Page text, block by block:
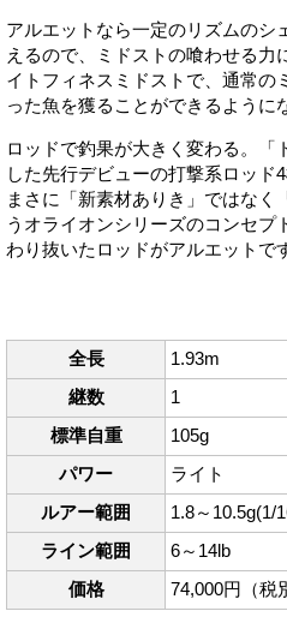
アルエットなら一定のリズムのシ
えるので、ミドストの喰わせる力
イトフィネスミドストで、通常の
った魚を獲ることができるように
ロッドで釣果が大きく変わる。「
した先行デビューの打撃系ロッド
まさに「新素材ありき」ではなく
うオライオンシリーズのコンセプ
わり抜いたロッドがアルエットで
全長
1.93m
継数
1
標準自重
105g
パワー
ライト
ルアー範囲
1.8～10.5g(1/
ライン範囲
6～14lb
価格
74,000円（税